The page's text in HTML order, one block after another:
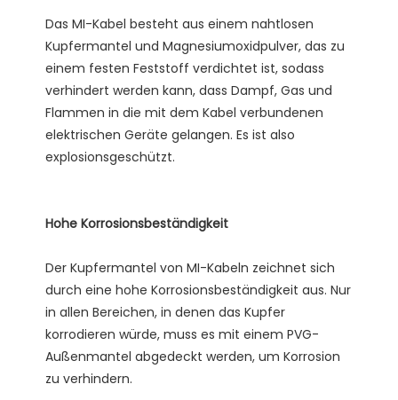
Das MI-Kabel besteht aus einem nahtlosen
Kupfermantel und Magnesiumoxidpulver, das zu
einem festen Feststoff verdichtet ist, sodass
verhindert werden kann, dass Dampf, Gas und
Flammen in die mit dem Kabel verbundenen
elektrischen Geräte gelangen. Es ist also
Der Kupfermantel von MI-Kabeln zeichnet sich
durch eine hohe Korrosionsbeständigkeit aus. Nur
in allen Bereichen, in denen das Kupfer
korrodieren würde, muss es mit einem PVG-
Außenmantel abgedeckt werden, um Korrosion